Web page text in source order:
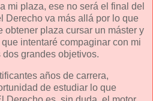
mi plaza, ese no será el final del
Derecho va más allá por lo que
obtener plaza cursar un máster y
intentaré compaginar con mi
grandes objetivos.
años de carrera,
de estudiar lo que